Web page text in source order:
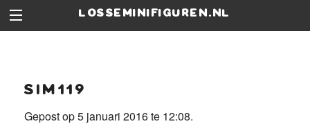
losseminifiguren.nl
sim119
Gepost op 5 januari 2016 te 12:08.